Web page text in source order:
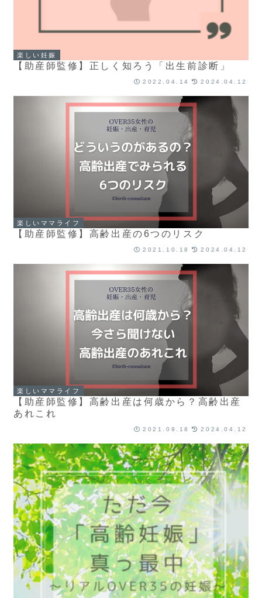
楽しい妊娠
【助産師監修】正しく知ろう「出生前診断」
2022.04.14 2024.04.12
楽しいママライフ
【助産師監修】高齢出産の6つのリスク
2021.10.18 2024.04.12
楽しいママライフ
【助産師監修】高齢出産は何歳から？高齢出産
あれこれ
2021.09.18 2024.04.12